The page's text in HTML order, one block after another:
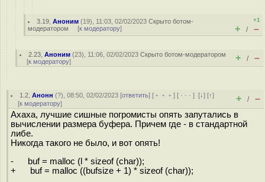
3.19 ,Аноним (19), 11:03, 02/02/2023Скрыто ботом-
модератором [к модератору]
+1
+ / –
2.23 ,Аноним (23), 11:06, 02/02/2023Скрыто ботом-модератором
[к модератору] + / –
1.2 ,Анонн (?), 08:50, 02/02/2023 [ответить] [ ﹢﹢﹢] [ · · ·][↓] [↑]
[к модератору] + / –
Ахаха, лучшие сишные погромисты опять запутались в
вычислении размера буфера. Причем где - в стандартной
либе.
Никогда такого не было, и вот опять!
- buf = malloc (l * sizeof (char));
+ buf = malloc ((bufsize + 1) * sizeof (char));